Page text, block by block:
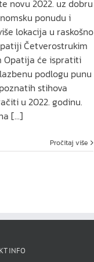
novu 2022. uz dobru
ponudu i
lokacija u raskošno
Četverostrukim
Opatija će ispratiti
podlogu punu
stihova
u 2022. godinu.
[...]
Pročitaj više
INFO